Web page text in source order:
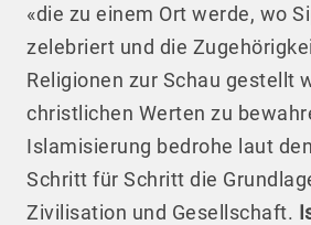
«die zu einem Ort werde, wo
zelebriert und die
Religionen zur Schau gestellt
christlichen Werten zu
Islamisierung bedrohe laut
Schritt für Schritt die
Zivilisation und Gesellschaft.